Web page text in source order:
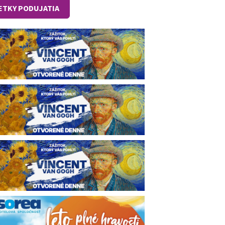
PODUJATIA